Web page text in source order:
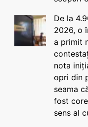
De la
2026, o
a primit
nota
opri din
seama
fost
sens al